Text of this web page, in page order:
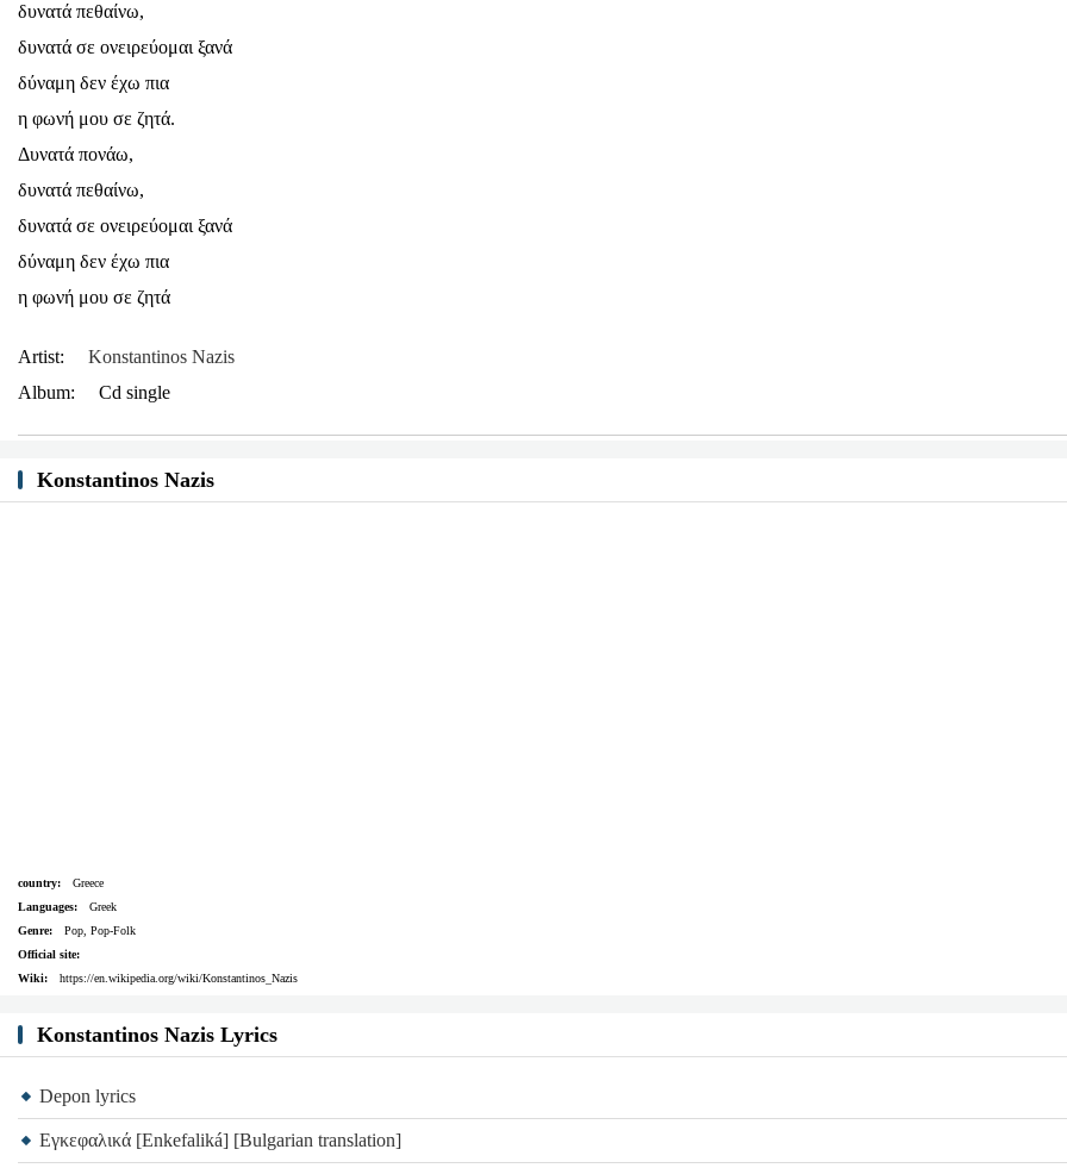
δυνατά πεθαίνω,
δυνατά σε ονειρεύομαι ξανά
δύναμη δεν έχω πια
η φωνή μου σε ζητά.
Δυνατά πονάω,
δυνατά πεθαίνω,
δυνατά σε ονειρεύομαι ξανά
δύναμη δεν έχω πια
η φωνή μου σε ζητά
Artist:
Konstantinos Nazis
Album:
Cd single
Konstantinos Nazis
country:
Greece
Languages:
Greek
Genre:
Pop, Pop-Folk
Official site:
Wiki:
https://en.wikipedia.org/wiki/Konstantinos_Nazis
Konstantinos Nazis Lyrics
Depon lyrics
Εγκεφαλικά [Enkefaliká] [Bulgarian translation]